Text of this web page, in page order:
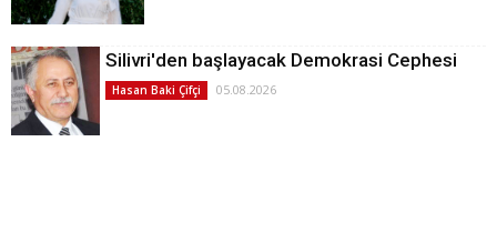
Silivri'den başlayacak Demokrasi Cephesi
Hasan Baki Çifçi 05.08.2026